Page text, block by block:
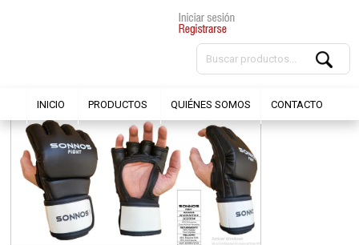
INICIO PRODUCTOS QUIÉNES SOMOS CONTACTO